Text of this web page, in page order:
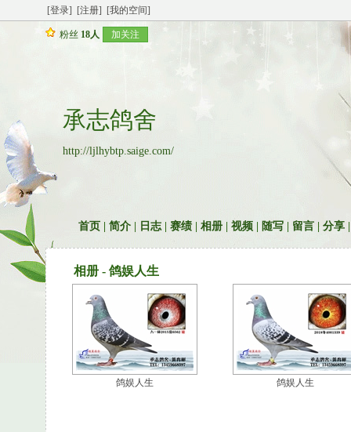
[登录] [注册] [我的空间]
粉丝 18人 加关注
承志鸽舍
http://ljlhybtp.saige.com/
首页 简介 日志| 赛绩| 相册 视频 随写 留言 分享
相册 - 鸽娱人生
鸽娱人生 鸽娱人生